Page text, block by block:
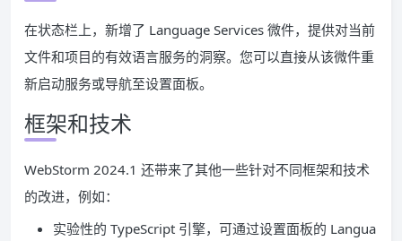
在状态栏上，新增了 Language Services 微件，提供对当前
文件和项目的有效语言服务的洞察。您可以直接从该微件重
新启动服务或导航至设置面板。
框架和技术
WebStorm 2024.1 还带来了其他一些针对不同框架和技术
的改进，例如：
实验性的 TypeScript 引擎，可通过设置面板的 Langua